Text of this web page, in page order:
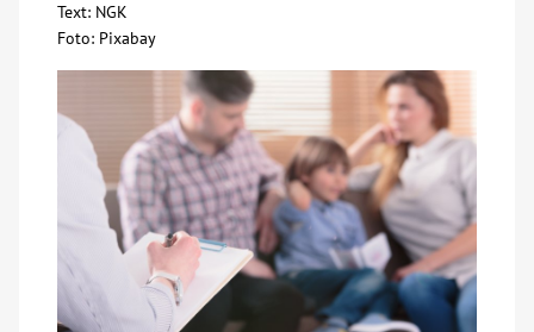
Text: NGK
Foto: Pixabay